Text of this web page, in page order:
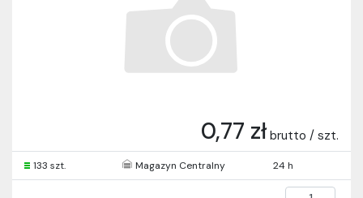
0,77 zł brutto / szt.
133 szt. Magazyn Centralny 24 h